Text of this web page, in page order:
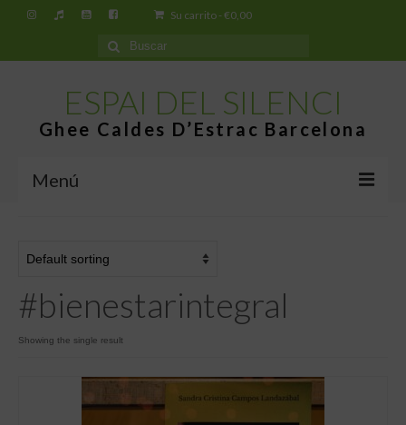
Su carrito -€0,00
Buscar
por:
ESPAI DEL SILENCI
Ghee Caldes D’Estrac Barcelona
Menú
Espai del Silenci
¿Qué es el Ghee Caldes d’Estrac?
Tiendas
Tienda virtual
Tiendas
#bienestarintegral
Showing the single result